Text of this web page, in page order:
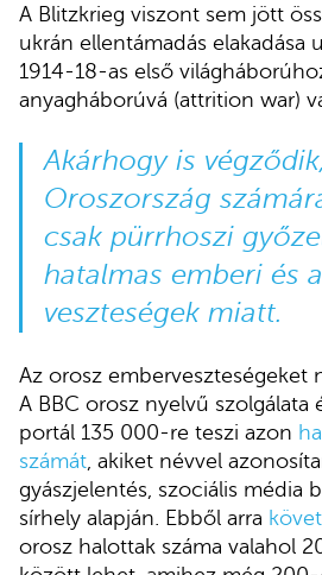
A Blitzkrieg viszont sem jött
ukrán ellentámadás elakadása
1914-18-as első
anyagháborúvá (attrition war)
Akárhogy is végződik,
Oroszország
csak pürrhoszi
hatalmas emberi és
veszteségek miatt.
Az orosz emberveszteségeket
A BBC orosz nyelvű szolgálata
portál 135 000-re teszi azon
számát , akiket névvel
gyászjelentés, szociális média
sírhely alapján. Ebből arra
orosz halottak száma valahol